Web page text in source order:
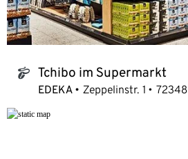
tchibo_logo Tchibo im Supermarkt
EDEKA Zeppelinstr. 1 72348